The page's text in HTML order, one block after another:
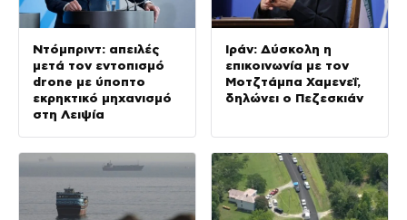
Ντόμπριντ: απειλές
μετά τον εντοπισμό
drone με ύποπτο
εκρηκτικό μηχανισμό
στη Λειψία
Ιράν: Δύσκολη η
επικοινωνία με τον
Μοτζτάμπα Χαμενεΐ,
δηλώνει ο Πεζεσκιάν